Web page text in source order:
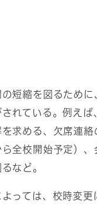
短縮を図るために
れている。例えば
求める、欠席連絡
全校開始予定）、
など。
っては、校時変更